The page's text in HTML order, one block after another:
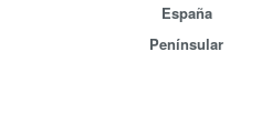
España
Penínsular